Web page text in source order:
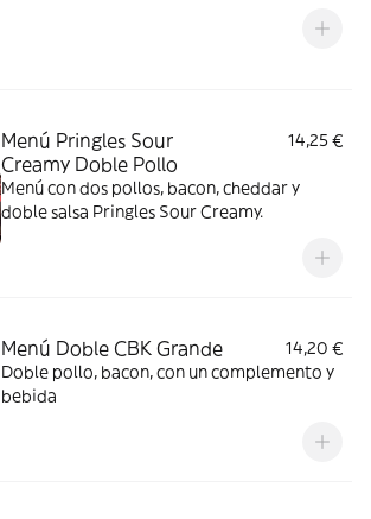
Menú Pringles Sour
Creamy Doble Pollo
14,25 €
Menú con dos pollos, bacon, cheddar y
doble salsa Pringles Sour Creamy.
Menú Doble CBK Grande
14,20 €
Doble pollo, bacon, con un complemento y
bebida